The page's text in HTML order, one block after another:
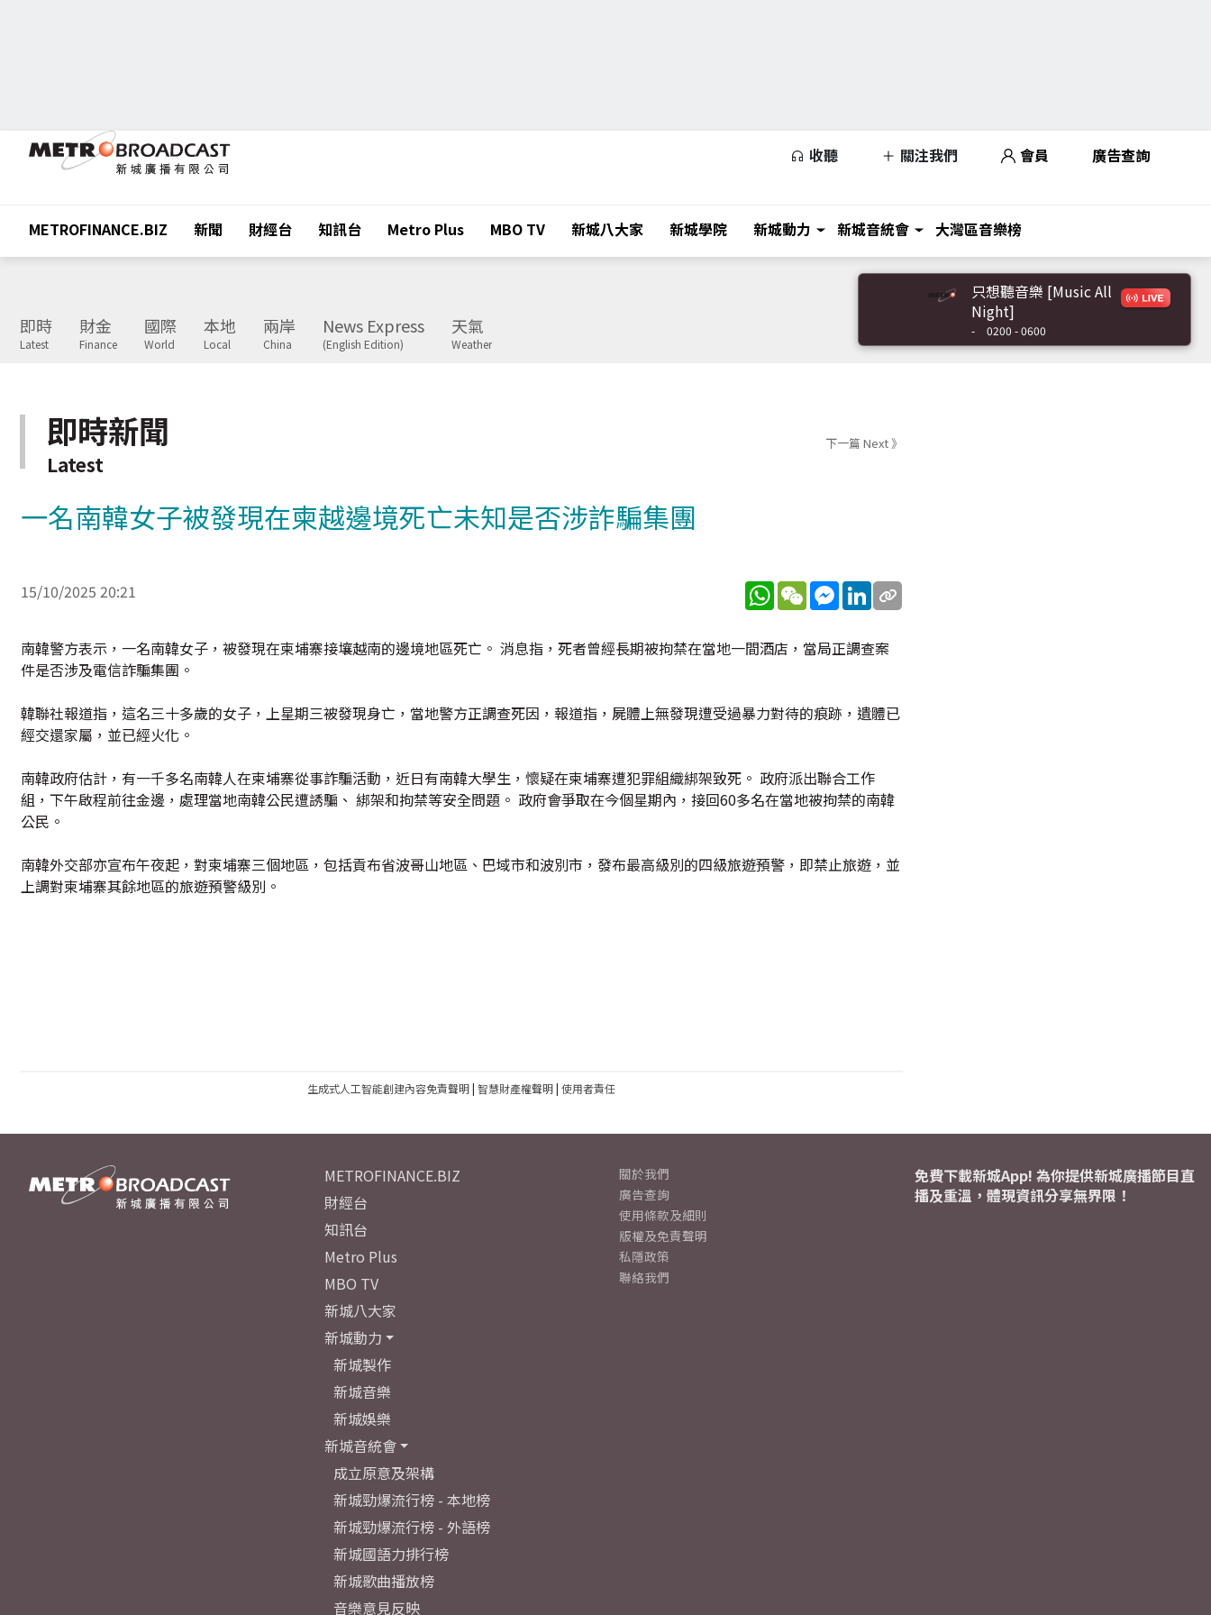
收聽 關注我們 會員 廣告查詢
METROFINANCE.BIZ 新聞 財經台 知訊台 Metro Plus MBO TV 新城八大家 新城學院 新城動力 新城音統會 大灣區音樂榜
即時
Latest
財金
Finance
國際
World
本地
Local
兩岸
China
News Express
(English Edition)
天氣
Weather
只想聽音樂 [Music All
Night]
- 0200 - 0600
即時新聞
Latest
下一篇 Next 》
一名南韓女子被發現在柬越邊境死亡未知是否涉詐騙集團
15/10/2025 20:21 WhatsApp
WeChatMessenger
LinkedIn
南韓警方表示，一名南韓女子，被發現在柬埔寨接壤越南的邊境地區死亡。 消息指，死者曾經長期被拘禁在當地一間酒店，當局正調查案
件是否涉及電信詐騙集團。
韓聯社報道指，這名三十多歲的女子，上星期三被發現身亡，當地警方正調查死因，報道指，屍體上無發現遭受過暴力對待的痕跡，遺體已
經交還家屬，並已經火化。
南韓政府估計，有一千多名南韓人在柬埔寨從事詐騙活動，近日有南韓大學生，懷疑在柬埔寨遭犯罪組織綁架致死。 政府派出聯合工作
組，下午啟程前往金邊，處理當地南韓公民遭誘騙、 綁架和拘禁等安全問題。 政府會爭取在今個星期內，接回60多名在當地被拘禁的南韓
公民。
南韓外交部亦宣布午夜起，對柬埔寨三個地區，包括貢布省波哥山地區、巴域市和波別市，發布最高級別的四級旅遊預警，即禁止旅遊，並
上調對柬埔寨其餘地區的旅遊預警級別。
生成式人工智能創建內容免責聲明| 智慧財產權聲明| 使用者責任
METROFINANCE.BIZ
財經台
知訊台
Metro Plus
MBO TV
新城八大家
新城動力
新城製作
新城音樂
新城娛樂
新城音統會
成立原意及架構
新城勁爆流行榜 - 本地榜
新城勁爆流行榜 - 外語榜
新城國語力排行榜
新城歌曲播放榜
音樂意見反映
關於我們
廣告查詢
使用條款及細則
版權及免責聲明
私隱政策
聯絡我們
免費下載新城App! 為你提供新城廣播節目直
播及重溫，體現資訊分享無界限！